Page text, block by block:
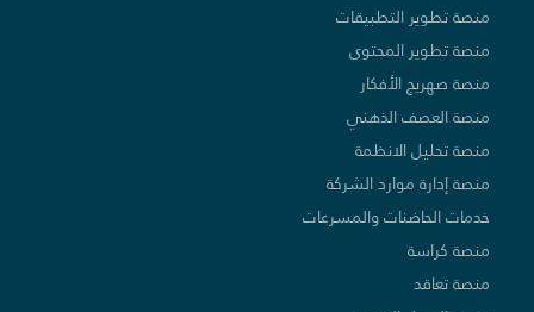
منصة تطوير التطبيقات
منصة تطوير المحتوى
منصة صهريج الأفكار
منصة العصف الذهني
منصة تحليل الانظمة
منصة إدارة موارد الشركة
خدمات الحاضنات والمسرعات
منصة كراسة
منصة تعاقد